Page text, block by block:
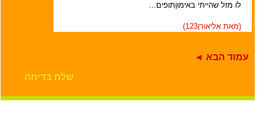
לו מזל שהייתי באימוןתופים...
(מאת אליאורן123 )
עמוד הבא ◄
שלח בדיחה